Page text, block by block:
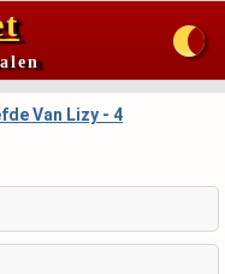
Van Lizy - 4